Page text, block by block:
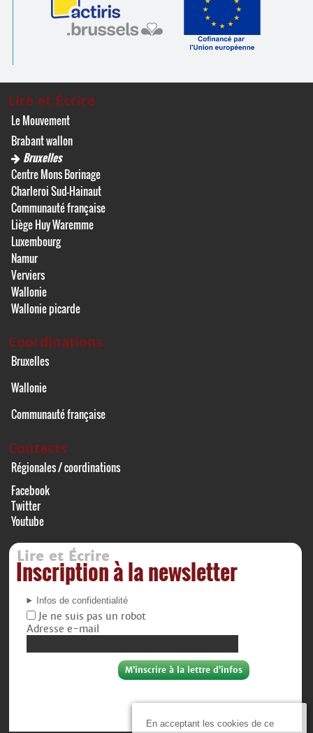
En acceptant les cookies de ce
Lire et Écrire
Le Mouvement
Brabant wallon
Bruxelles
Centre Mons Borinage
Charleroi Sud-Hainaut
Communauté française
Liège Huy Waremme
Luxembourg
Namur
Verviers
Wallonie
Wallonie picarde
Coordinations
Bruxelles
Wallonie
Communauté française
Contacts
Régionales / coordinations
Facebook
Twitter
Youtube
Lire et Écrire
Inscription à la newsletter
Infos de confidentialité
Je ne suis pas un robot
Adresse e-mail